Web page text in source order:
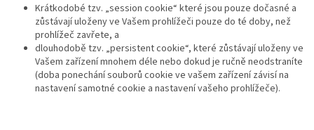
Krátkodobé tzv. „session cookie“ které jsou pouze dočasné a
zůstávají uloženy ve Vašem prohlížeči pouze do té doby, než
prohlížeč zavřete, a
dlouhodobě tzv. „persistent cookie“, které zůstávají uloženy ve
Vašem zařízení mnohem déle nebo dokud je ručně neodstraníte
(doba ponechání souborů cookie ve vašem zařízení závisí na
nastavení samotné cookie a nastavení vašeho prohlížeče).